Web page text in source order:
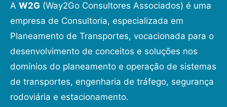
A W2G (Way2Go Consultores Associados) é uma
empresa de Consultoria, especializada em
Planeamento de Transportes, vocacionada para o
desenvolvimento de conceitos e soluções nos
domínios do planeamento e operação de sistemas
de transportes, engenharia de tráfego, segurança
rodoviária e estacionamento.